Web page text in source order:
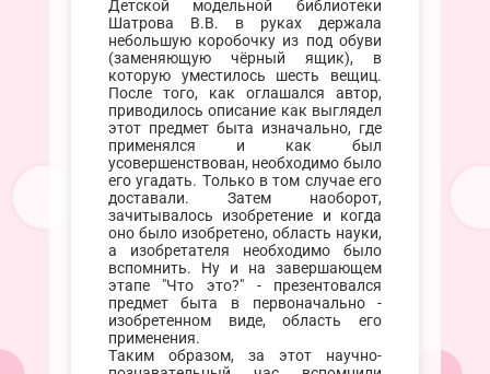
Детской модельной библиотеки
Шатрова В.В. в руках держала
небольшую коробочку из под обуви
(заменяющую чёрный ящик), в
которую уместилось шесть вещиц.
После того, как оглашался автор,
приводилось описание как выглядел
этот предмет быта изначально, где
применялся и как был
усовершенствован, необходимо было
его угадать. Только в том случае его
доставали. Затем наоборот,
зачитывалось изобретение и когда
оно было изобретено, область науки,
а изобретателя необходимо было
вспомнить. Ну и на завершающем
этапе "Что это?" - презентовался
предмет быта в первоначально -
изобретенном виде, область его
применения.
Таким образом, за этот научно-